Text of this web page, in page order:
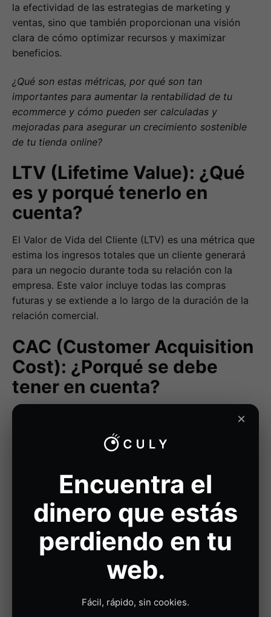
la efectividad de las estrategias de marketing y
ventas, sino que también proporcionan una visión
clara de cómo optimizar recursos y maximizar
beneficios.
¿Qué son estas métricas, por qué son tan
importantes para aumentar la rentabilidad de tu
ecommerce y cómo pueden ser calculadas y
mejoradas para asegurar un crecimiento sostenible
de tu tienda online?
LTV (Lifetime Value): ¿Qué
es y porqué tenerlo en
cuenta?
El Valor de Vida del Cliente (LTV) es una métrica que
estima los ingresos totales que un cliente generará
para un negocio durante toda su relación con la
empresa. Este valor incluye todas las compras
futuras y se extiende a lo largo de la duración de la
relación comercial.
CAC (Customer Acquisition
Cost): ¿Porqué se debe
tener en cuenta?
El Coste de Adquisición de Clientes (CAC) es el
que compre un producto o servicio. Este coste
promociones y cualquier otro esfuerzo necesario
para adquirir un nuevo cliente.
Relación LTV/CAC
en Ecommerce
el Coste de Adquisición de Clientes (CAC) es un
×
Encuentra el
dinero que estás
perdiendo en tu
web.
Fácil, rápido, sin cookies.